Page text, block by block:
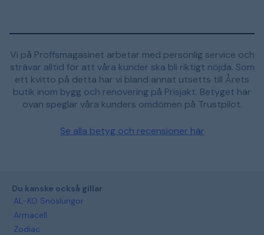
Vi på Proffsmagasinet arbetar med personlig service och
strävar alltid för att våra kunder ska bli riktigt nöjda. Som
ett kvitto på detta har vi bland annat utsetts till Årets
butik inom bygg och renovering på Prisjakt. Betyget här
ovan speglar våra kunders omdömen på Trustpilot.
Se alla betyg och recensioner här
Du kanske också gillar
AL-KO Snöslungor
Armacell
Zodiac